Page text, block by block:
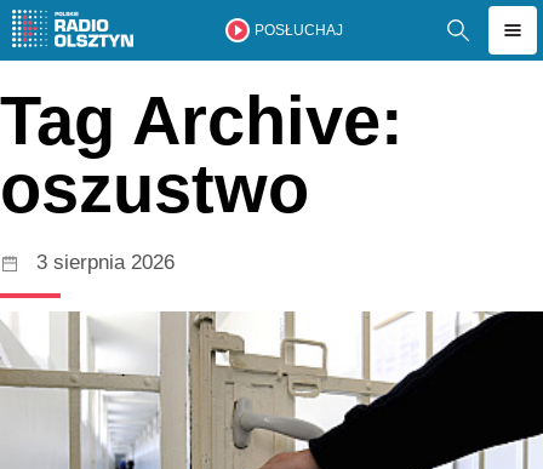
POSŁUCHAJ
Tag Archive:
oszustwo
3 sierpnia 2026